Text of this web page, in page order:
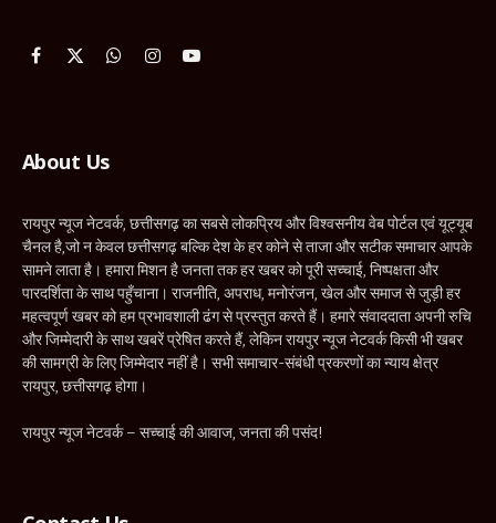
Facebook
X
WhatsApp
InstagramYouTube
About Us
रायपुर न्यूज नेटवर्क, छत्तीसगढ़ का सबसे लोकप्रिय और विश्वसनीय वेब पोर्टल एवं यूट्यूब
चैनल है,जो न केवल छत्तीसगढ़ बल्कि देश के हर कोने से ताजा और सटीक समाचार आपके
सामने लाता है। हमारा मिशन है जनता तक हर खबर को पूरी सच्चाई, निष्पक्षता और
पारदर्शिता के साथ पहुँचाना। राजनीति, अपराध, मनोरंजन, खेल और समाज से जुड़ी हर
महत्वपूर्ण खबर को हम प्रभावशाली ढंग से प्रस्तुत करते हैं। हमारे संवाददाता अपनी रुचि
और जिम्मेदारी के साथ खबरें प्रेषित करते हैं, लेकिन रायपुर न्यूज नेटवर्क किसी भी खबर
की सामग्री के लिए जिम्मेदार नहीं है। सभी समाचार-संबंधी प्रकरणों का न्याय क्षेत्र
रायपुर, छत्तीसगढ़ होगा।
रायपुर न्यूज नेटवर्क – सच्चाई की आवाज, जनता की पसंद!